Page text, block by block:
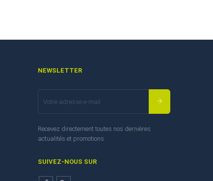
NEWSLETTER
Recevez directement toutes nos dernières
actualités et promotions.
SUIVEZ-NOUS SUR